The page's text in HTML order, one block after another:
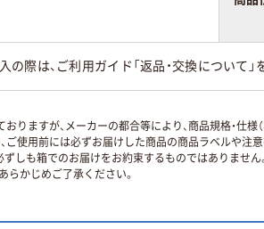
の際は、ご利用ガイド「返品・交換について
ますが、メーカーの都合等により、商品規格・仕様
使用前には必ずお届けした商品の商品ラベルや注
ずしも箱でのお届けをお約束するものではありません
らかじめご了承ください。